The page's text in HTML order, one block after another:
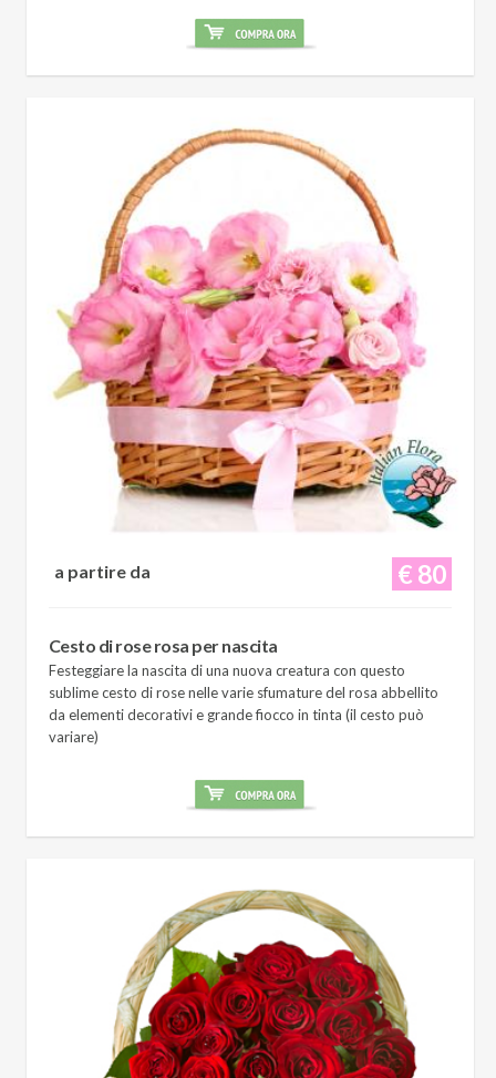
€ 80
a partire da
Cesto di rose rosa per nascita
Festeggiare la nascita di una nuova creatura con questo
sublime cesto di rose nelle varie sfumature del rosa abbellito
da elementi decorativi e grande fiocco in tinta (il cesto può
variare)